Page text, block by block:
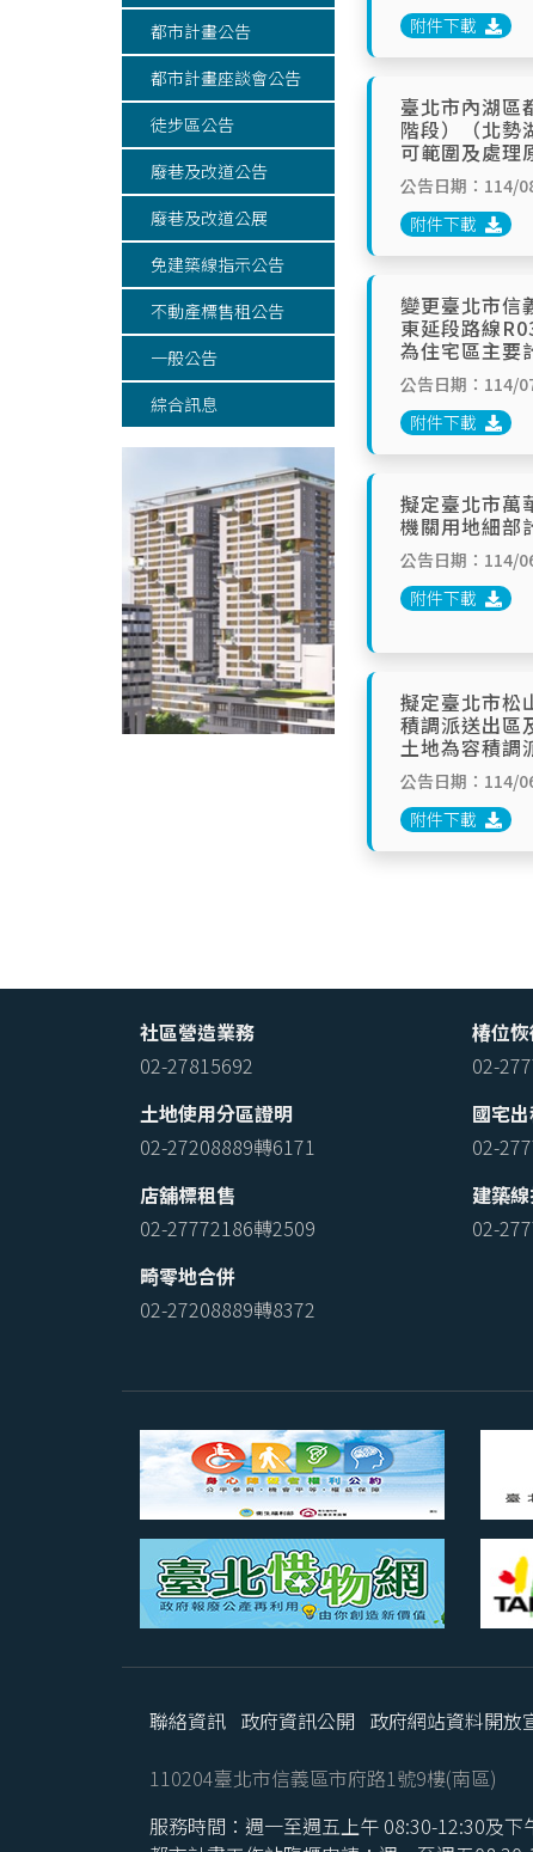
都市計畫公告
都市計畫座談會公告
徒步區公告
廢巷及改道公告
廢巷及改道公展
免建築線指示公告
不動產標售租公告
一般公告
綜合訊息
附件下載
臺北市內湖區
階段）（北勢
可範圍及處理
公告日期：114/
附件下載
變更臺北市信
東延段路線
為住宅區主要
公告日期：114/
附件下載
擬定臺北市萬
機關用地細部
公告日期：114/
附件下載
擬定臺北市松
積調派送出區
土地為容積調
公告日期：114/
附件下載
社區營造業務
02-27815692
椿位
02-
土地使用分區證明
02-27208889轉6171
國宅
02-
店舖標租售
02-27772186轉2509
建築
02-
畸零地合併
02-27208889轉8372
聯絡資訊 政府資訊公開 政府網站資料開放
110204臺北市信義區市府路1號9樓(南區)
服務時間：週一至週五上午 08:30-12:30及下